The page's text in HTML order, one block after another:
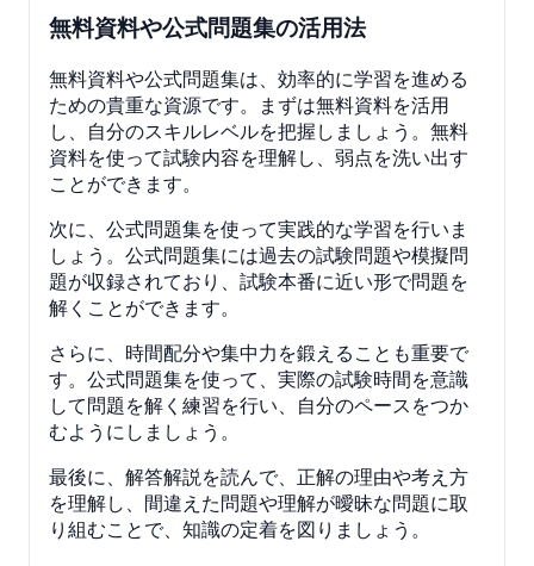
無料資料や公式問題集の活用法
無料資料や公式問題集は、効率的に学習を進める
ための貴重な資源です。まずは無料資料を活用
し、自分のスキルレベルを把握しましょう。無料
資料を使って試験内容を理解し、弱点を洗い出す
ことができます。
次に、公式問題集を使って実践的な学習を行いま
しょう。公式問題集には過去の試験問題や模擬問
題が収録されており、試験本番に近い形で問題を
解くことができます。
さらに、時間配分や集中力を鍛えることも重要で
す。公式問題集を使って、実際の試験時間を意識
して問題を解く練習を行い、自分のペースをつか
むようにしましょう。
最後に、解答解説を読んで、正解の理由や考え方
を理解し、間違えた問題や理解が曖昧な問題に取
り組むことで、知識の定着を図りましょう。